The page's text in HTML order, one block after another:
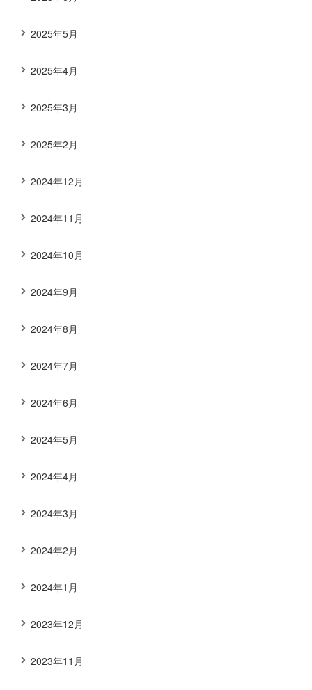
2025年5月
2025年4月
2025年3月
2025年2月
2024年12月
2024年11月
2024年10月
2024年9月
2024年8月
2024年7月
2024年6月
2024年5月
2024年4月
2024年3月
2024年2月
2024年1月
2023年12月
2023年11月